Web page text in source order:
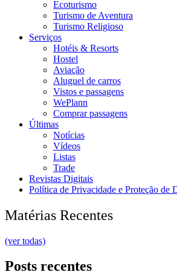
Ecoturismo
Turismo de Aventura
Turismo Religioso
Serviços
Hotéis & Resorts
Hostel
Aviação
Aluguel de carros
Vistos e passagens
WePlann
Comprar passagens
Últimas
Notícias
Vídeos
Listas
Trade
Revistas Digitais
Política de Privacidade e Proteção de
Matérias Recentes
(ver todas)
Posts recentes